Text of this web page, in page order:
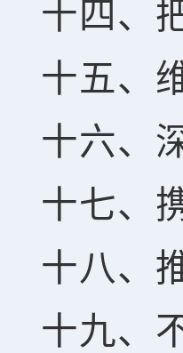
十四、
十五、
十六、
十七、
十八、
十九、